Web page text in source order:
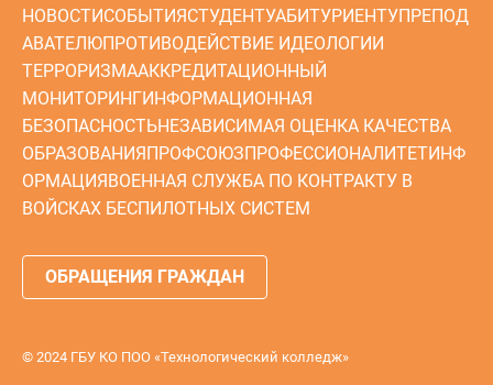
НОВОСТИСОБЫТИЯСТУДЕНТУАБИТУРИЕНТУПРЕПОД
АВАТЕЛЮПРОТИВОДЕЙСТВИЕ ИДЕОЛОГИИ
ТЕРРОРИЗМААККРЕДИТАЦИОННЫЙ
МОНИТОРИНГИНФОРМАЦИОННАЯ
БЕЗОПАСНОСТЬНЕЗАВИСИМАЯ ОЦЕНКА КАЧЕСТВА
ОБРАЗОВАНИЯПРОФСОЮЗПРОФЕССИОНАЛИТЕТИНФ
ОРМАЦИЯВОЕННАЯ СЛУЖБА ПО КОНТРАКТУ В
ВОЙСКАХ БЕСПИЛОТНЫХ СИСТЕМ
ОБРАЩЕНИЯ ГРАЖДАН
© 2024 ГБУ КО ПОО «Технологический колледж»